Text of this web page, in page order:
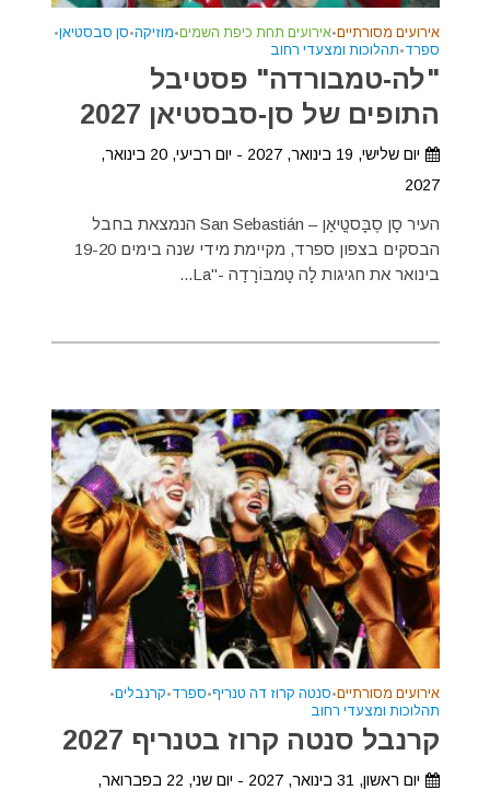
אירועים מסורתיים•אירועים תחת כיפת השמים•מוזיקה•סן סבסטיאן•
ספרד•תהלוכות ומצעדי רחוב
"לה-טמבורדה" פסטיבל
התופים של סן-סבסטיאן 2027
יום שלישי, 19 בינואר, 2027 - יום רביעי, 20 בינואר,
2027
העיר סָן סֶבָּסטֳיאַן – San Sebastián הנמצאת בחבל
הבסקים בצפון ספרד, מקיימת מידי שנה בימים 19-20
בינואר את חגיגות לָה טָמבּוֹרָדַה -"La...
אירועים מסורתיים•סנטה קרוז דה טנריף•ספרד•קרנבלים•
תהלוכות ומצעדי רחוב
קרנבל סנטה קרוז בטנריף 2027
יום ראשון, 31 בינואר, 2027 - יום שני, 22 בפברואר,